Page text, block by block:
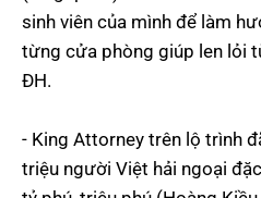
sinh viên của mình để làm
từng cửa phòng giúp len lỏi
ĐH.
- King Attorney trên lộ trình
triệu người Việt hải ngoại